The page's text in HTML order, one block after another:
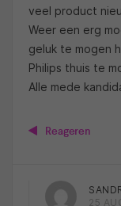
veel product
Weer een erg
geluk te mogen
Philips thuis te
Alle mede
Reageren
25